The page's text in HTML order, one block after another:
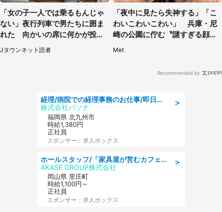
「女の子一人では乗るもんじゃ
ない」夜行列車で男たちに囲ま
れた 向かいの席に何かが投げ
られて（秋田県・60代女性）
Jタウンネット読者
「夜中に見たら失神する」「こ
わいこわいこわい」 兵庫・尼
崎の公園に佇む〝謎すぎる顔〟
Met
Recommended by
＞
経理/病院での経理事務のお仕事/即日勤務可/車通勤可/経理/一般事務
株式会社パソナ
福岡県 北九州市
時給1,380円
正社員
スポンサー：求人ボックス
＞
ホールスタッフ/「家具屋が営むカフェスタッフ!」週2日～OK!嬉しいまかない付き/岡山県/浅口郡里庄町
AKASE GROUP株式会社
岡山県 里庄町
時給1,100円～
正社員
スポンサー：求人ボックス